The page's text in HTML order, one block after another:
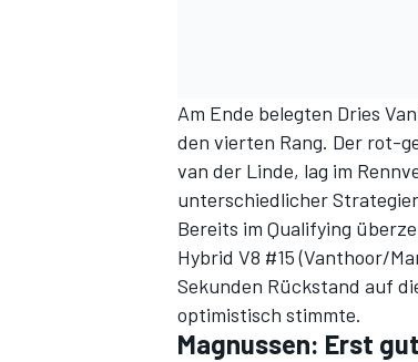
Am Ende belegten Dries
den vierten Rang. Der rot-
van der Linde, lag im
unterschiedlicher
Bereits im Qualifying
Hybrid V8 #15 (Vanthoor/
Sekunden Rückstand auf
optimistisch stimmte.
Magnussen: Erst